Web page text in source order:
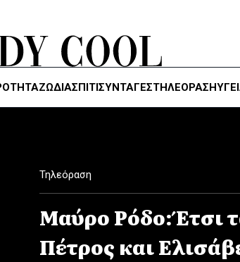
ΖΏΔΙΑΣΠΙΤΙΣΥΝΤΑΓΕΣΤΗΛΕΌΡΑΣΗ
Τηλεόραση
Μαύρο Ρόδο: Έτσι
Πέτρος και